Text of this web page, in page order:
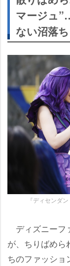
マージュ
ない沼落
『ディセンダ
ディズニーフ
が、ちりばめら
ちのファッショ